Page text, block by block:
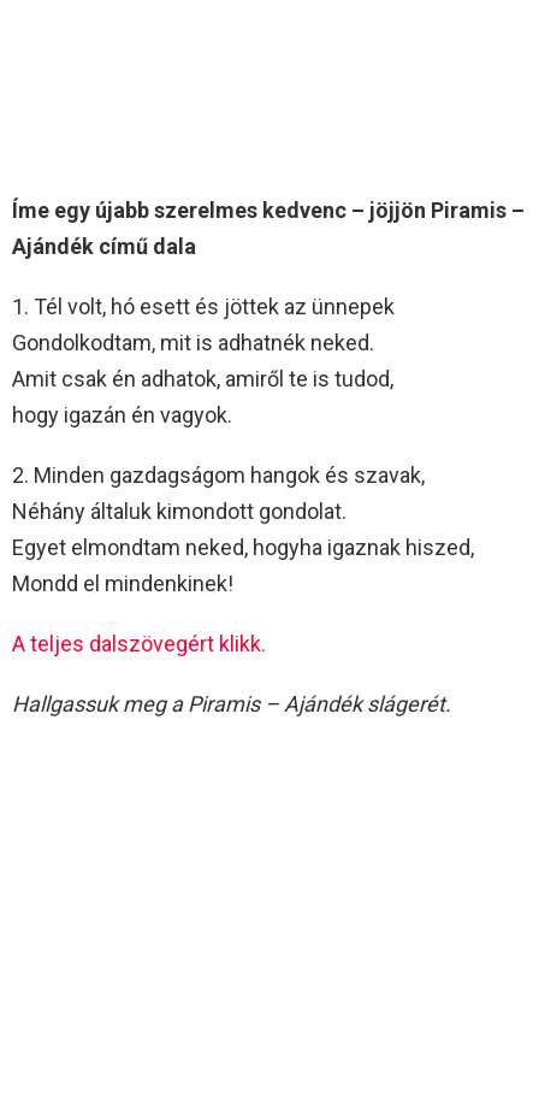
Íme egy újabb szerelmes kedvenc – jöjjön Piramis –
Ajándék című dala
1. Tél volt, hó esett és jöttek az ünnepek
Gondolkodtam, mit is adhatnék neked.
Amit csak én adhatok, amiről te is tudod,
hogy igazán én vagyok.
2. Minden gazdagságom hangok és szavak,
Néhány általuk kimondott gondolat.
Egyet elmondtam neked, hogyha igaznak hiszed,
Mondd el mindenkinek!
A teljes dalszövegért klikk.
Hallgassuk meg a Piramis – Ajándék slágerét.